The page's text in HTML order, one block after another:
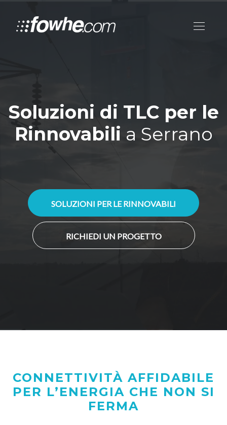
Soluzioni di TLC per le
Rinnovabili a Serrano
SOLUZIONI PER LE RINNOVABILI
RICHIEDI UN PROGETTO
CONNETTIVITÀ AFFIDABILE
PER L’ENERGIA CHE NON SI
FERMA